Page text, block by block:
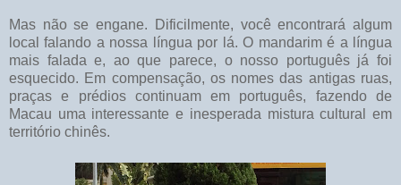
Mas não se engane. Dificilmente, você encontrará algum
local falando a nossa língua por lá. O mandarim é a língua
mais falada e, ao que parece, o nosso português já foi
esquecido. Em compensação, os nomes das antigas ruas,
praças e prédios continuam em português, fazendo de
Macau uma interessante e inesperada mistura cultural em
território chinês.